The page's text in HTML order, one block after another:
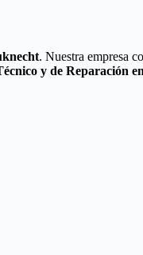
. Nuestra empresa
y de Reparación